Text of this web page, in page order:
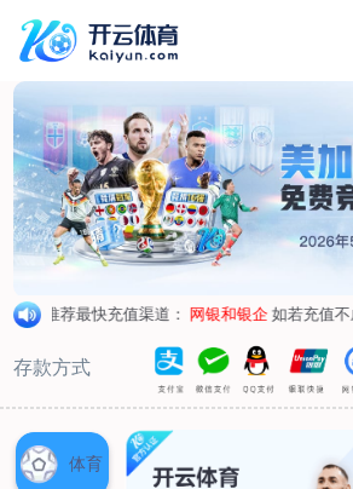
首页
关于我们
荣誉资质
合作伙伴
产品中心
烤箱纸
蜡纸
防油纸
糖果包装纸
汉堡包装纸
包肉纸
吸油纸
新闻展示